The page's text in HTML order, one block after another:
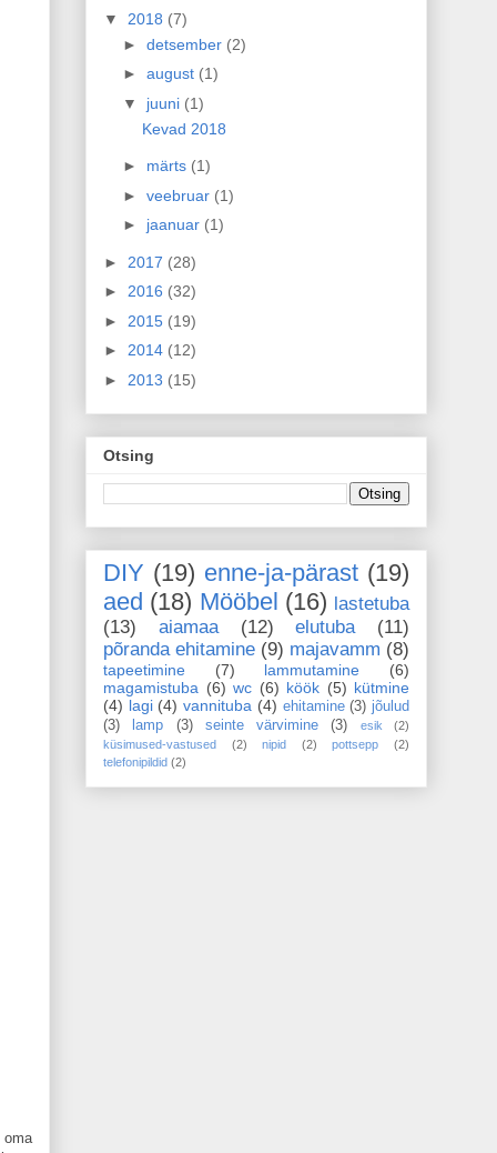
▼ 2018 (7)
► detsember (2)
► august (1)
▼ juuni (1)
Kevad 2018
► märts (1)
► veebruar (1)
► jaanuar (1)
► 2017 (28)
► 2016 (32)
► 2015 (19)
► 2014 (12)
► 2013 (15)
Otsing
DIY (19) enne-ja-pärast (19)
aed (18) Mööbel (16) lastetuba
(13)
aiamaa (12) elutuba
(11)
põranda ehitamine (9) majavamm (8)
tapeetimine (7) lammutamine
(6)
magamistuba (6) wc (6) köök (5) kütmine
(4) lagi (4) vannituba (4) ehitamine (3) jõulud
(3)
lamp (3) seinte värvimine (3) esik
(2)
küsimused-vastused
(2) nipid (2) pottsepp
(2)
telefonipildid (2)